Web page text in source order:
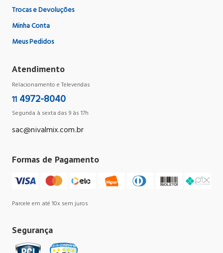
Trocas e Devoluções
Minha Conta
Meus Pedidos
Atendimento
Relacionamento e Televendas
11 4972-8040
Segunda à sexta das 9 às 17h
sac@nivalmix.com.br
Formas de Pagamento
Parcele em até 10x sem juros
Segurança